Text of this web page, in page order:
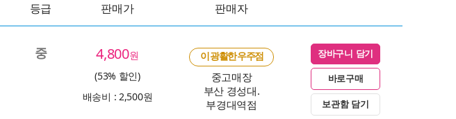
등급 판매가 판매자
중 4,800원
(53% 할인)
배송비 : 2,500원
이 광활한 우주점
중고매장
부산 경성대.
부경대역점
장바구니 담기
바로구매
보관함 담기